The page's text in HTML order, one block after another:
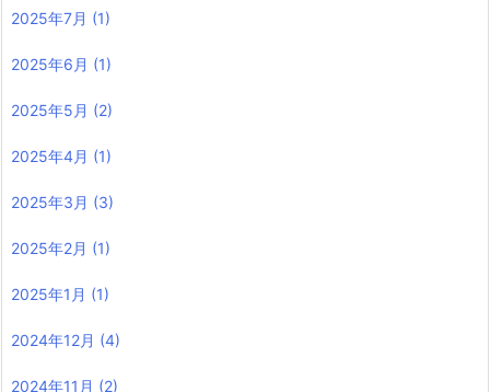
2025年7月 (1)
2025年6月 (1)
2025年5月 (2)
2025年4月 (1)
2025年3月 (3)
2025年2月 (1)
2025年1月 (1)
2024年12月 (4)
2024年11月 (2)